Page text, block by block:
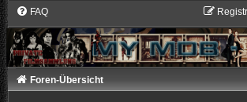
FAQ
Foren-Übersicht